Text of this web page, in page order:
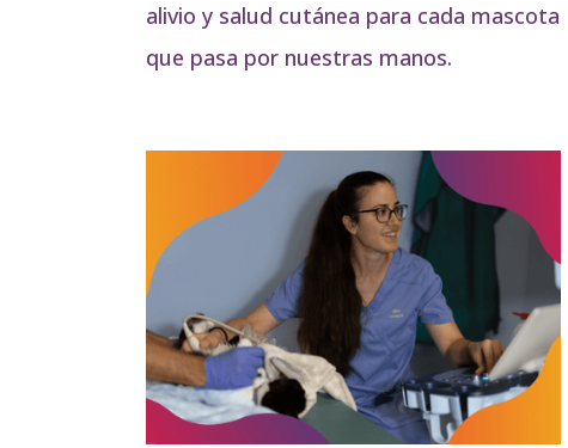
alivio y salud cutánea para cada mascota
que pasa por nuestras manos.